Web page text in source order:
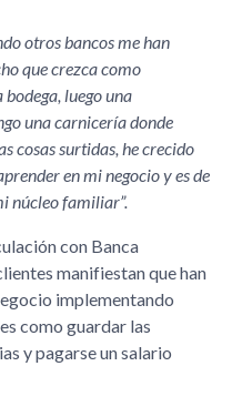
otros bancos me han
que crezca como
bodega, luego una
una carnicería donde
cosas surtidas, he crecido
en mi negocio y es de
núcleo familiar .
con Banca
manifiestan que han
implementando
como guardar las
y pagarse un salario